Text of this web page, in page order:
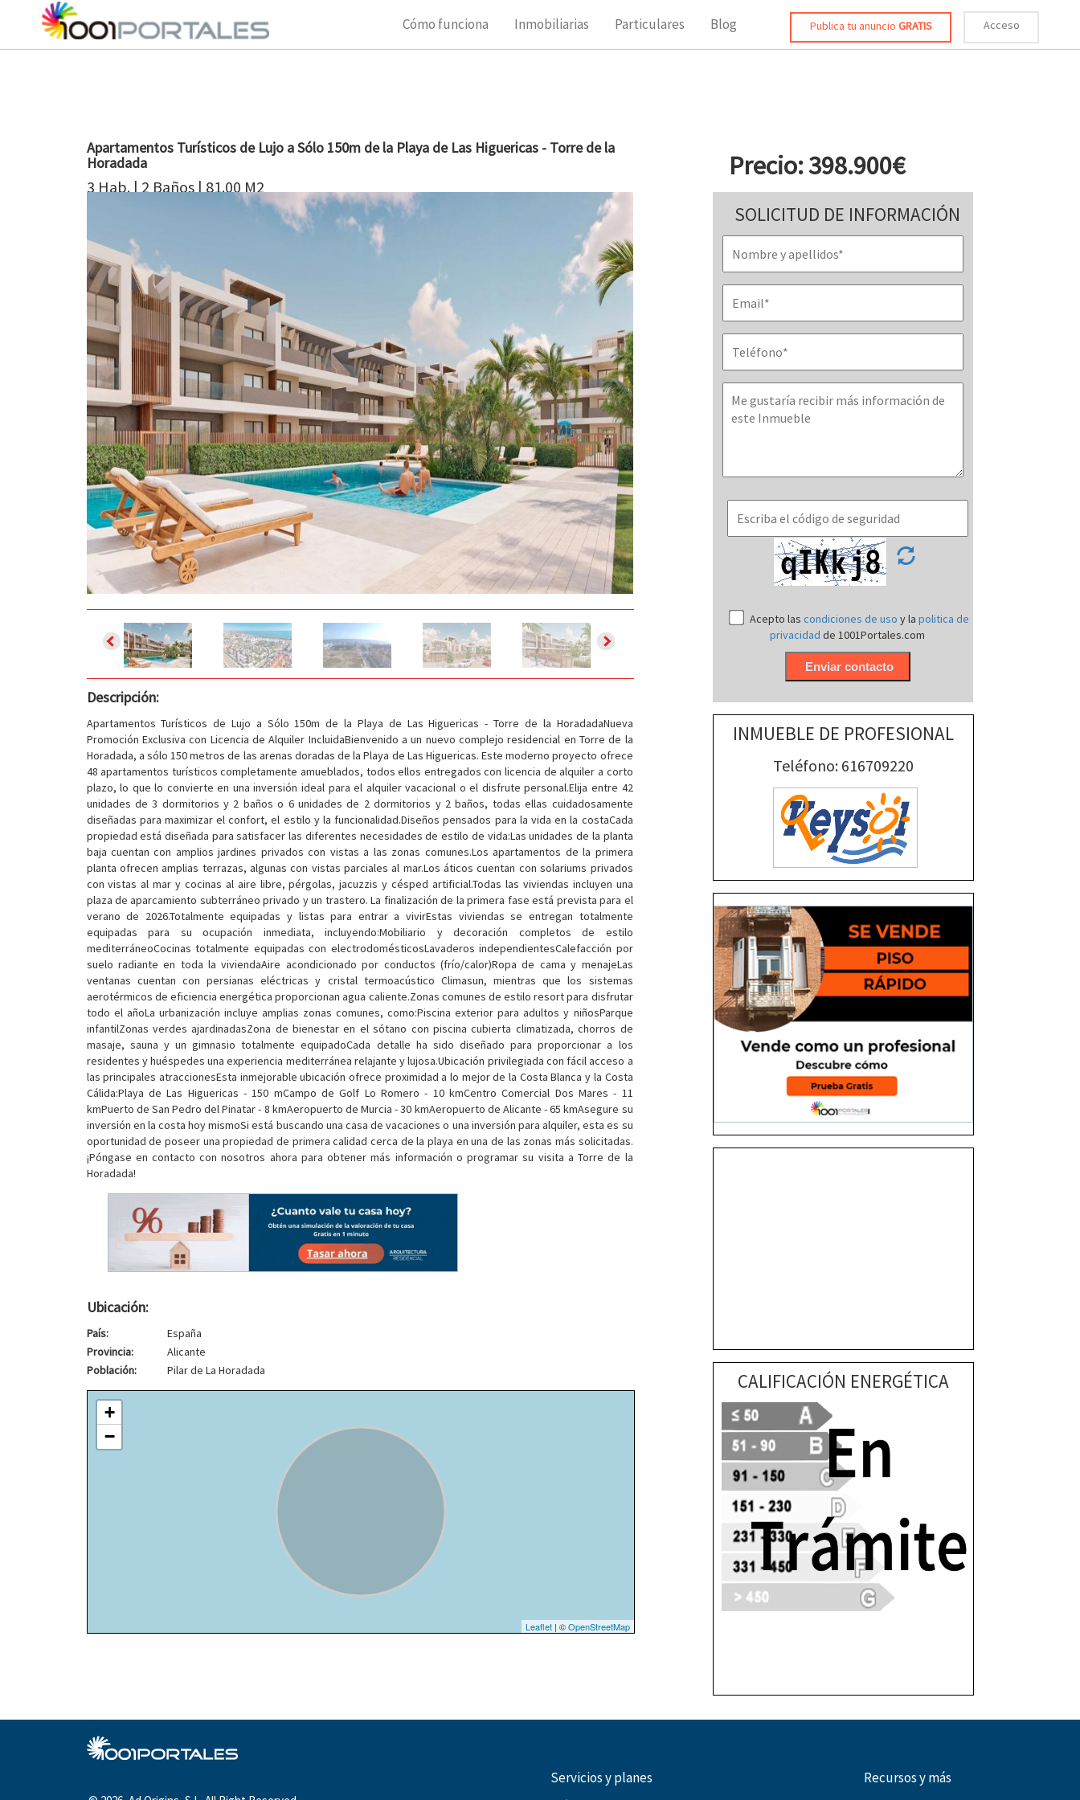
Cómo funciona Inmobiliarias Particulares Blog Publica tu anuncio GRATIS Acceso
Apartamentos Turísticos de Lujo a Sólo 150m de la Playa de Las Higuericas - Torre de la
Horadada
3 Hab. | 2 Baños | 81.00 M2
Descripción:
Apartamentos Turísticos de Lujo a Sólo 150m de la Playa de Las Higuericas - Torre de la HoradadaNueva
Promoción Exclusiva con Licencia de Alquiler IncluidaBienvenido a un nuevo complejo residencial en Torre de la
Horadada, a sólo 150 metros de las arenas doradas de la Playa de Las Higuericas. Este moderno proyecto ofrece
48 apartamentos turísticos completamente amueblados, todos ellos entregados con licencia de alquiler a corto
plazo, lo que lo convierte en una inversión ideal para el alquiler vacacional o el disfrute personal.Elija entre 42
unidades de 3 dormitorios y 2 baños o 6 unidades de 2 dormitorios y 2 baños, todas ellas cuidadosamente
diseñadas para maximizar el confort, el estilo y la funcionalidad.Diseños pensados para la vida en la costaCada
propiedad está diseñada para satisfacer las diferentes necesidades de estilo de vida:Las unidades de la planta
baja cuentan con amplios jardines privados con vistas a las zonas comunes.Los apartamentos de la primera
planta ofrecen amplias terrazas, algunas con vistas parciales al mar.Los áticos cuentan con solariums privados
con vistas al mar y cocinas al aire libre, pérgolas, jacuzzis y césped artificial.Todas las viviendas incluyen una
plaza de aparcamiento subterráneo privado y un trastero. La finalización de la primera fase está prevista para el
verano de 2026.Totalmente equipadas y listas para entrar a vivirEstas viviendas se entregan totalmente
equipadas para su ocupación inmediata, incluyendo:Mobiliario y decoración completos de estilo
mediterráneoCocinas totalmente equipadas con electrodomésticosLavaderos independientesCalefacción por
suelo radiante en toda la viviendaAire acondicionado por conductos (frío/calor)Ropa de cama y menajeLas
ventanas cuentan con persianas eléctricas y cristal termoacústico Climasun, mientras que los sistemas
aerotérmicos de eficiencia energética proporcionan agua caliente.Zonas comunes de estilo resort para disfrutar
todo el añoLa urbanización incluye amplias zonas comunes, como:Piscina exterior para adultos y niñosParque
infantilZonas verdes ajardinadasZona de bienestar en el sótano con piscina cubierta climatizada, chorros de
masaje, sauna y un gimnasio totalmente equipadoCada detalle ha sido diseñado para proporcionar a los
residentes y huéspedes una experiencia mediterránea relajante y lujosa.Ubicación privilegiada con fácil acceso a
las principales atraccionesEsta inmejorable ubicación ofrece proximidad a lo mejor de la Costa Blanca y la Costa
Cálida:Playa de Las Higuericas - 150 mCampo de Golf Lo Romero - 10 kmCentro Comercial Dos Mares - 11
kmPuerto de San Pedro del Pinatar - 8 kmAeropuerto de Murcia - 30 kmAeropuerto de Alicante - 65 kmAsegure su
inversión en la costa hoy mismoSi está buscando una casa de vacaciones o una inversión para alquiler, esta es su
oportunidad de poseer una propiedad de primera calidad cerca de la playa en una de las zonas más solicitadas.
¡Póngase en contacto con nosotros ahora para obtener más información o programar su visita a Torre de la
Horadada!
Ubicación:
País:
España
Provincia:
Alicante
Población:
Pilar de La Horadada
+
−
Leaflet| ©OpenStreetMap
Precio: 398.900€
SOLICITUD DE INFORMACIÓN
Acepto lascondiciones de usoy lapolitica de
privacidadde 1001Portales.com
INMUEBLE DE PROFESIONAL
Teléfono: 616709220
CALIFICACIÓN ENERGÉTICA
Servicios y planes
Recursos y más